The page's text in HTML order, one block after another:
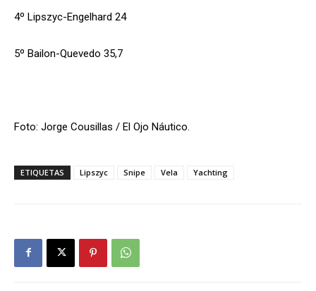
4º Lipszyc-Engelhard 24
5º Bailon-Quevedo 35,7
Foto: Jorge Cousillas / El Ojo Náutico.
ETIQUETAS Lipszyc Snipe Vela Yachting